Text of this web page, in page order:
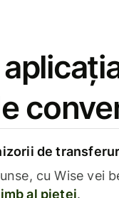
de
cu Wise vei
al pieței.